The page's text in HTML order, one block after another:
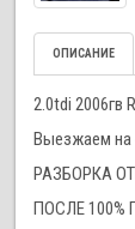
ОПИСАНИЕ
2.0tdi 2006гв
Выезжаем на
РАЗБОРКА
ПОСЛЕ 100%